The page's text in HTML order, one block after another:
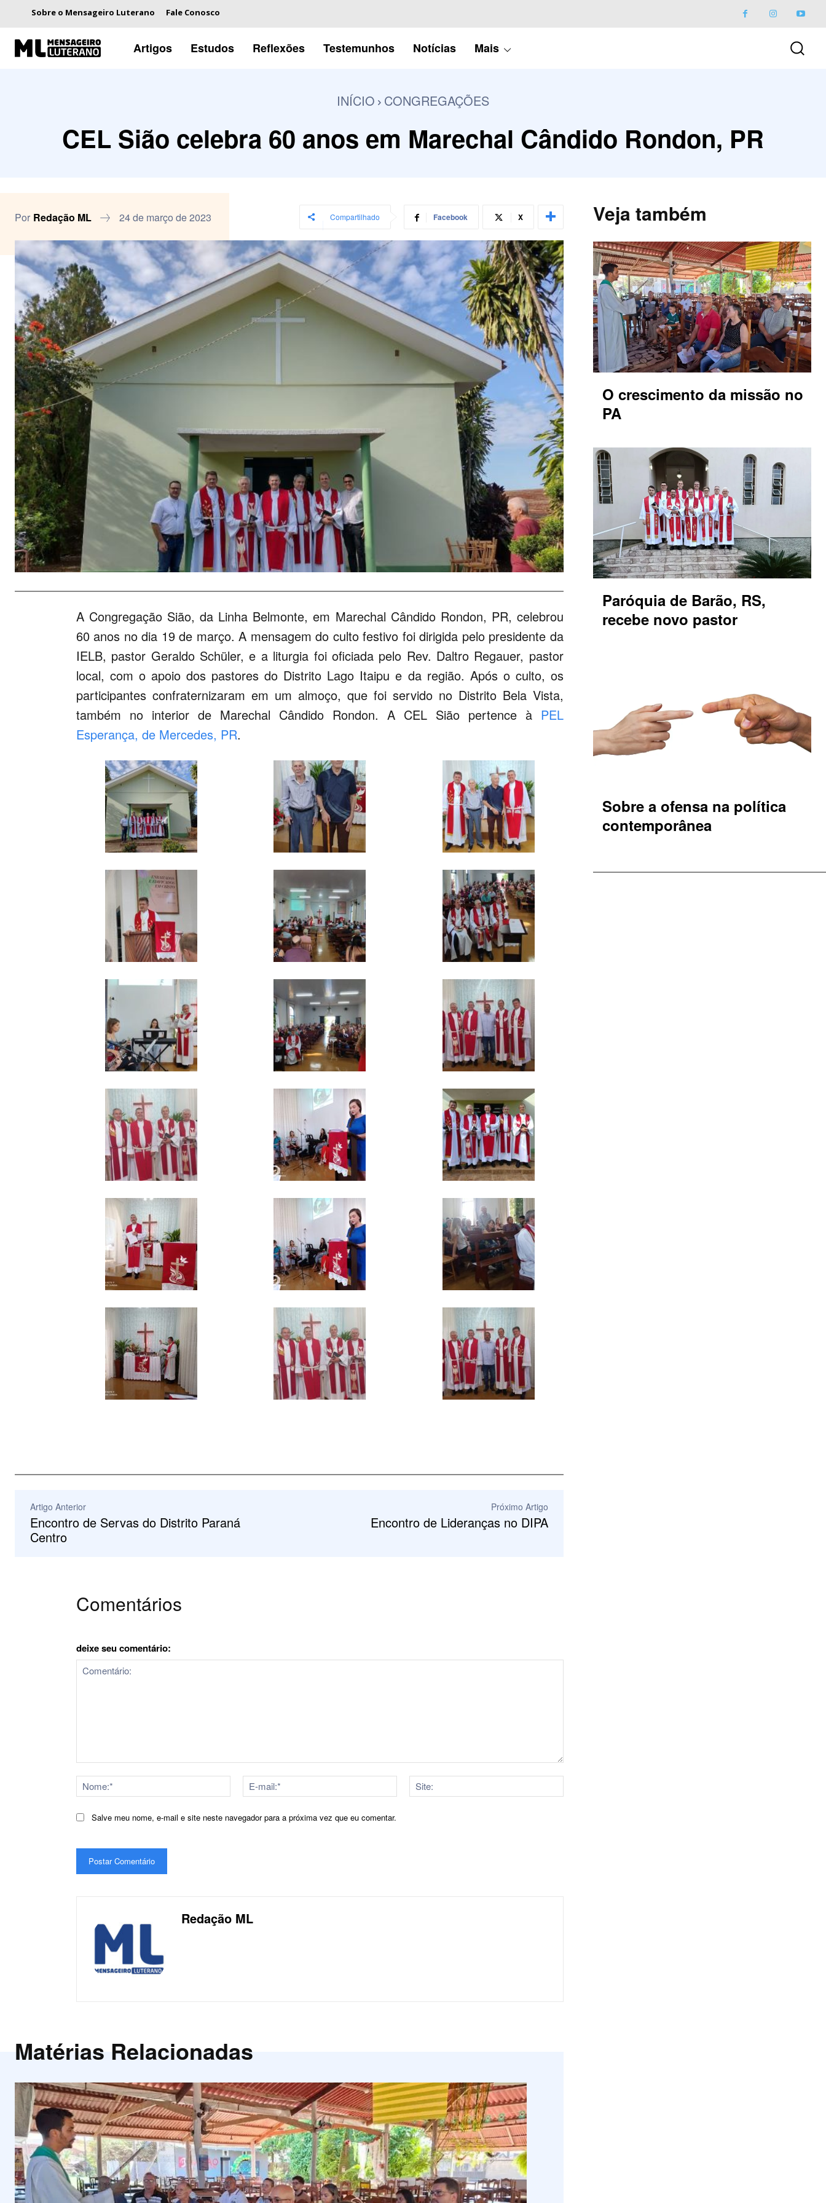
Sobre o Mensageiro Luterano Fale Conosco
Artigos Estudos Reflexões Testemunhos Notícias Mais
INÍCIO CONGREGAÇÕES
CEL Sião celebra 60 anos em Marechal Cândido Rondon, PR
Por Redação ML 24 de março de 2023 Compartilhado Facebook X
A Congregação Sião, da Linha Belmonte, em Marechal Cândido Rondon, PR, celebrou
60 anos no dia 19 de março. A mensagem do culto festivo foi dirigida pelo presidente da
IELB, pastor Geraldo Schüler, e a liturgia foi oficiada pelo Rev. Daltro Regauer, pastor
local, com o apoio dos pastores do Distrito Lago Itaipu e da região. Após o culto, os
participantes confraternizaram em um almoço, que foi servido no Distrito Bela Vista,
também no interior de Marechal Cândido Rondon. A CEL Sião pertence à PEL
Esperança, de Mercedes, PR.
Artigo Anterior
Encontro de Servas do Distrito Paraná
Centro
Próximo Artigo
Encontro de Lideranças no DIPA
Comentários
deixe seu comentário:
Nome:*
mail:*
Salve meu nome, e-mail e site neste navegador para a próxima vez que eu comentar.
Redação ML
Matérias Relacionadas
Veja também
O crescimento da missão no
PA
Paróquia de Barão, RS,
recebe novo pastor
Sobre a ofensa na política
contemporânea